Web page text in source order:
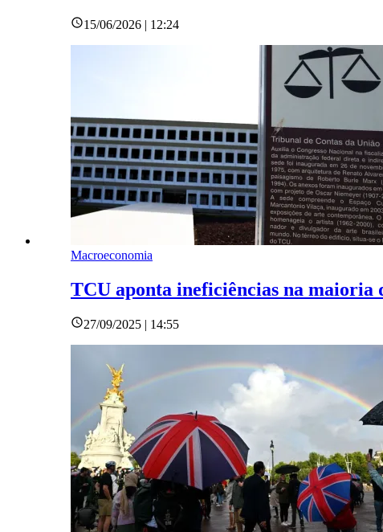
15/06/2026 | 12:24
Macroeconomia
TCU aponta ineficiências na maioria
27/09/2025 | 14:55